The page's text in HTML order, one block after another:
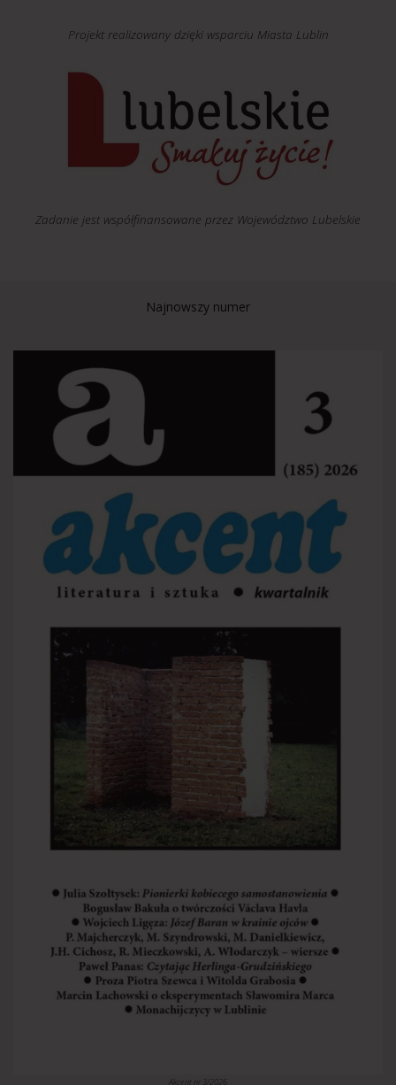
Projekt realizowany dzięki wsparciu Miasta Lublin
Zadanie jest współfinansowane przez Województwo Lubelskie
Najnowszy numer
Akcent nr 3/2026